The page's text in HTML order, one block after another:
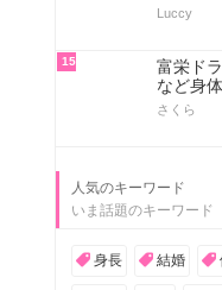
Luccy
15
富栄ド
など身
さくら
人気のキーワード
いま話題のキーワード
身長 結婚